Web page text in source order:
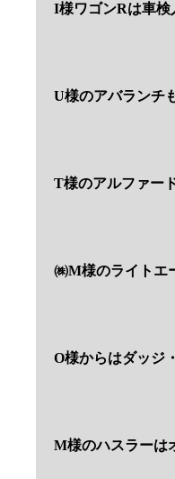
I様ワゴンRは車検
U様のアバランチ
T様のアルファー
㈱M様のライトエ
O様からはダッジ
M様のハスラーは